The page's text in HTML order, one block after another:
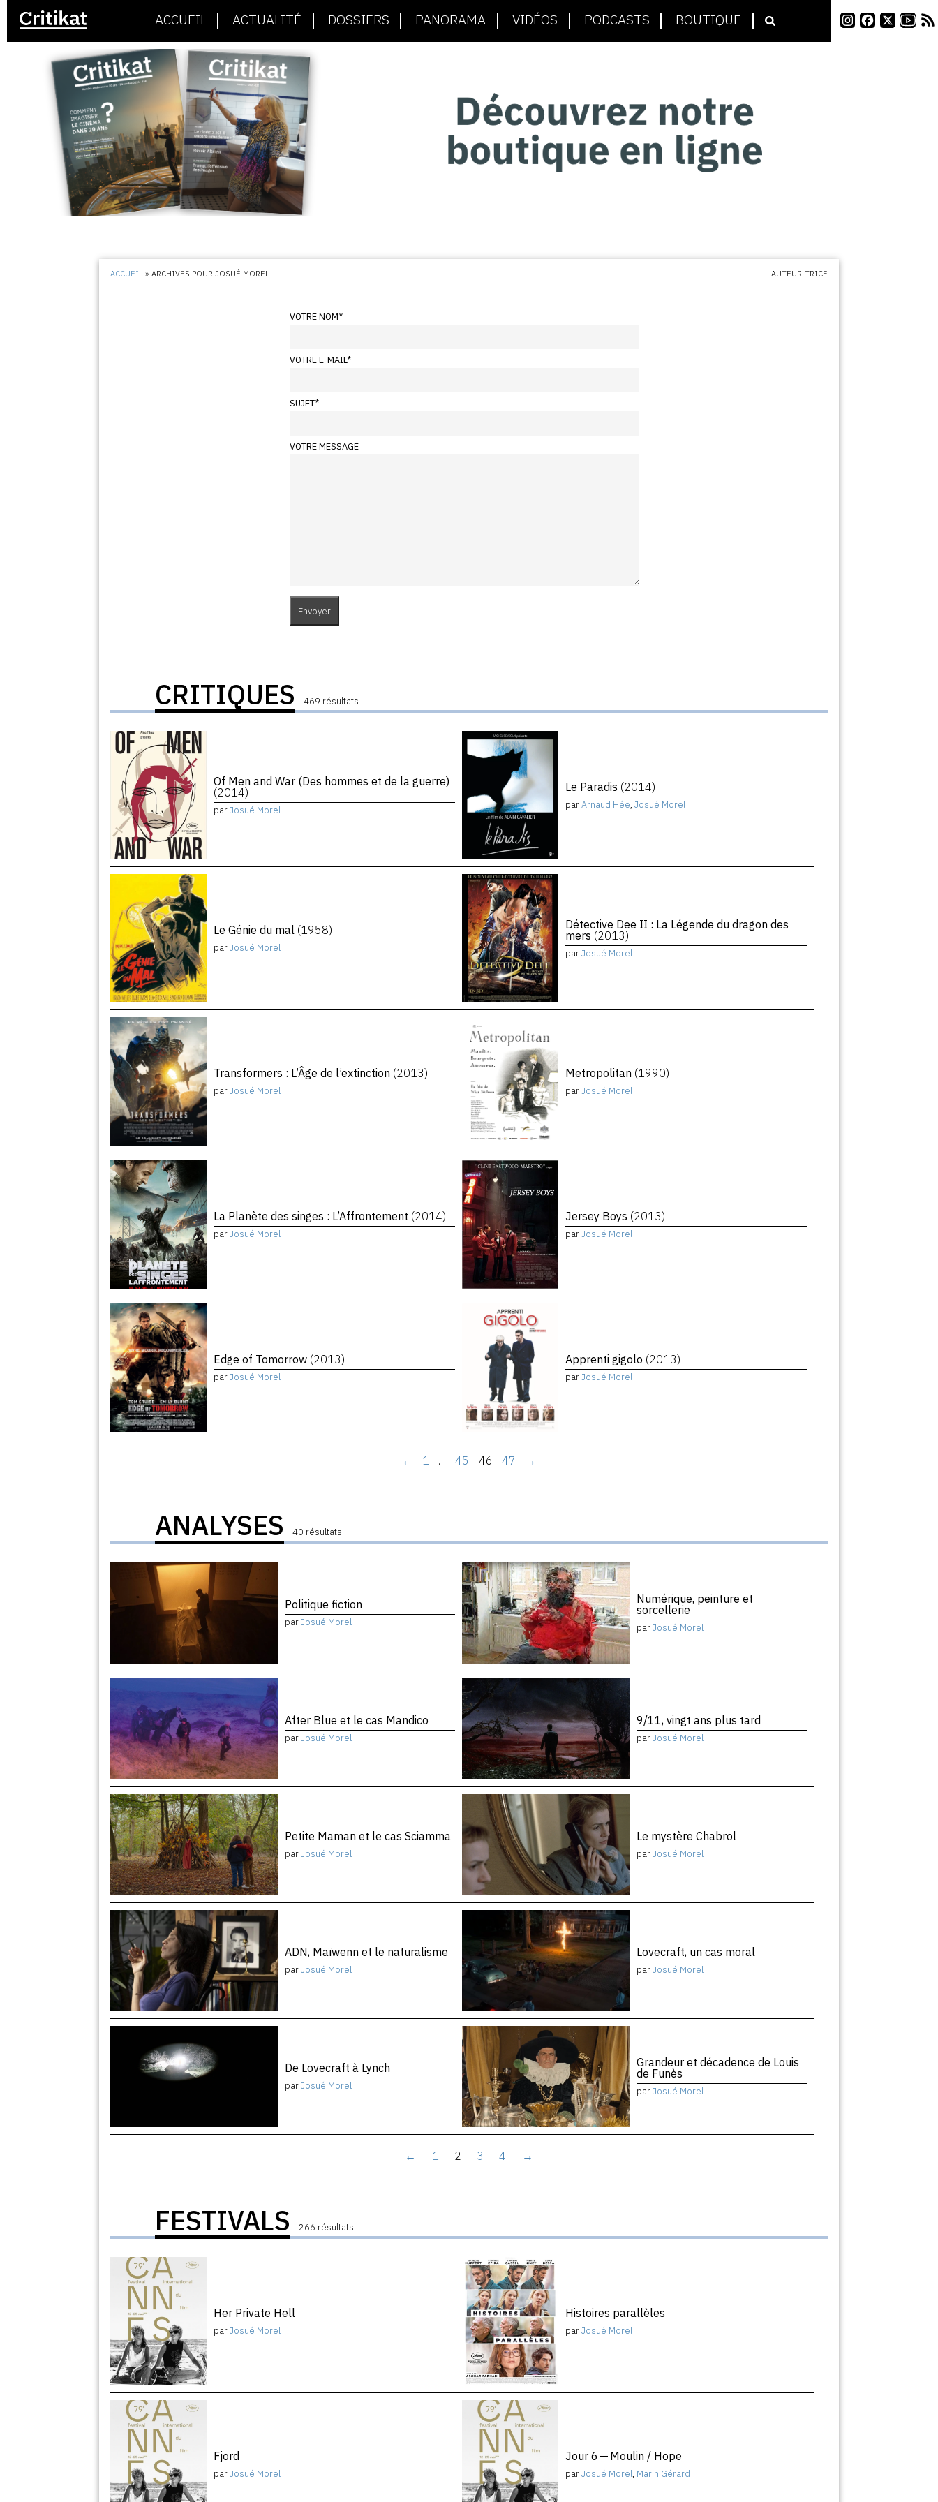
ACCUEIL ACTUALITÉ DOSSIERS PANORAMA VIDÉOS PODCASTS BOUTIQUE
ACCUEIL »ARCHIVES POUR JOSUÉ MOREL AUTEUR·TRICE
VOTRE NOM*
VOTRE E-MAIL*
SUJET*
VOTRE MESSAGE
CRITIQUES 469 résultats
Of Men and War (Des hommes et de la guerre)
(2014)
parJosué Morel
Le Paradis (2014)
parArnaud Hée, Josué Morel
Le Génie du mal (1958)
parJosué Morel
Détective Dee II : La Légende du dragon des
mers (2013)
parJosué Morel
Transformers : L’Âge de l’extinction (2013)
parJosué Morel
Metropolitan (1990)
parJosué Morel
La Planète des singes : L’Affrontement (2014)
parJosué Morel
Jersey Boys (2013)
parJosué Morel
Edge of Tomorrow (2013)
parJosué Morel
Apprenti gigolo (2013)
parJosué Morel
← 1 … 45 46 47 →
ANALYSES 40 résultats
Politique fiction
parJosué Morel
Numérique, peinture et
sorcellerie
parJosué Morel
After Blue et le cas Mandico
parJosué Morel
9/11, vingt ans plus tard
parJosué Morel
Petite Maman et le cas Sciamma
parJosué Morel
Le mystère Chabrol
parJosué Morel
ADN, Maïwenn et le naturalisme
parJosué Morel
Lovecraft, un cas moral
parJosué Morel
De Lovecraft à Lynch
parJosué Morel
Grandeur et décadence de Louis
de Funès
parJosué Morel
← 1 2 3 4 →
FESTIVALS 266 résultats
Her Private Hell
parJosué Morel
Histoires parallèles
parJosué Morel
Fjord
parJosué Morel
Jour 6 — Moulin / Hope
parJosué Morel, Marin Gérard